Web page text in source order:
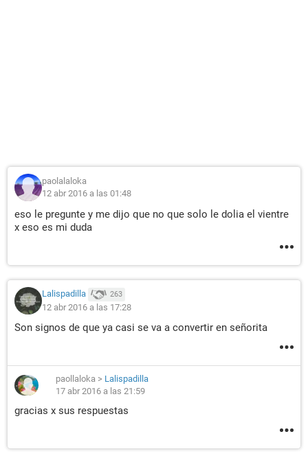
paolalaloka
12 abr 2016 a las 01:48
eso le pregunte y me dijo que no que solo le dolia el vientre
x eso es mi duda
Lalispadilla 263
12 abr 2016 a las 17:28
Son signos de que ya casi se va a convertir en señorita
paollaloka > Lalispadilla
17 abr 2016 a las 21:59
gracias x sus respuestas